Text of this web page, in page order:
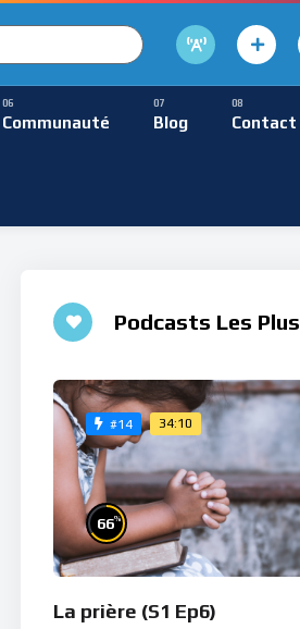
Communauté Blog Contact
Méditative
Podcasts Les Plus
#14 34:10
66%
La prière (S1 Ep6)